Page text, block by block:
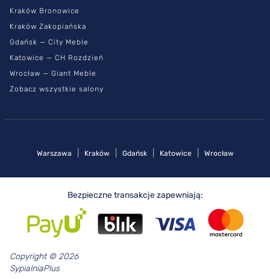
Kraków Bronowice
Kraków Zakopiańska
Gdańsk — City Meble
Katowice — CH Rozdzień
Wrocław — Giant Meble
Zobacz wszystkie salony
Warszawa Kraków Gdańsk Katowice Wrocław
Bezpieczne transakcje zapewniają:
Copyright © 2026
SypialniaPlus